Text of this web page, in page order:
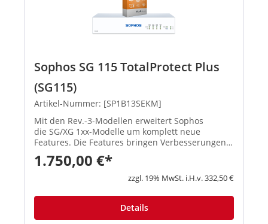
Sophos SG 115 TotalProtect Plus
(SG115)
Artikel-Nummer: [SP1B13SEKM]
Mit den Rev.-3-Modellen erweitert Sophos
die SG/XG 1xx-Modelle um komplett neue
Features. Die Features bringen Verbesserungen
in den Schwerpunktbereichen Konnektivität,
Flexibilität, Zuverlässigkeit und Performa...
1.750,00 €*
zzgl. 19% MwSt. i.H.v. 332,50 €
Details